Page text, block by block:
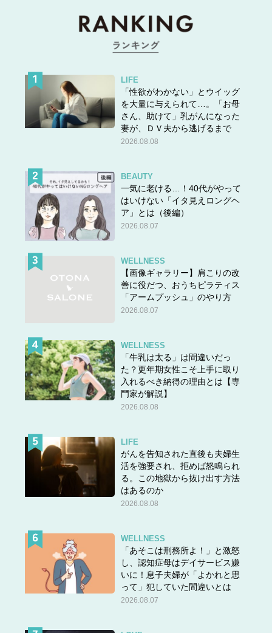
LIFE
「性欲がわかない」とウイッグ
を大量に与えられて…。「お母
さん、助けて」乳がんになった
妻が、ＤＶ夫から逃げるまで
2026.08.08
BEAUTY
一気に老ける…！40代がやって
はいけない「イタ見えロングヘ
ア」とは（後編）
2026.08.07
WELLNESS
【画像ギャラリー】肩こりの改
善に役だつ、おうちピラティス
「アームプッシュ」のやり方
2026.08.07
WELLNESS
「牛乳は太る」は間違いだっ
た？更年期女性こそ上手に取り
入れるべき納得の理由とは【専
門家が解説】
2026.08.08
LIFE
がんを告知された直後も夫婦生
活を強要され、拒めば怒鳴られ
る。この地獄から抜け出す方法
はあるのか
2026.08.08
WELLNESS
「あそこは刑務所よ！」と激怒
し、認知症母はデイサービス嫌
いに！息子夫婦が「よかれと思
って」犯していた間違いとは
2026.08.07